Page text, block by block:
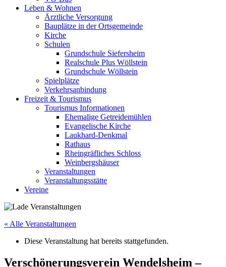
Leben & Wohnen
Ärztliche Versorgung
Bauplätze in der Ortsgemeinde
Kirche
Schulen
Grundschule Siefersheim
Realschule Plus Wöllstein
Grundschule Wöllstein
Spielplätze
Verkehrsanbindung
Freizeit & Tourismus
Tourismus Informationen
Ehemalige Getreidemühlen
Evangelische Kirche
Laukhard-Denkmal
Rathaus
Rheingräfliches Schloss
Weinbergshäuser
Veranstaltungen
Veranstaltungsstätte
Vereine
« Alle Veranstaltungen
Diese Veranstaltung hat bereits stattgefunden.
Verschönerungsverein Wendelsheim –